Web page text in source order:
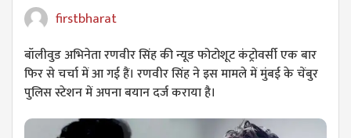
firstbharat
बॉलीवुड अभिनेता रणवीर सिंह की न्यूड फोटोशूट कंट्रोवर्सी एक बार
फिर से चर्चा में आ गई हैं। रणवीर सिंह ने इस मामले में मुंबई के चेंबुर
पुलिस स्टेशन में अपना बयान दर्ज कराया है।